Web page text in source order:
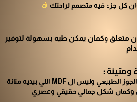
كل جزء فيه متصمم لراحتك
وكمان يمكن طيه بسهولة لتوفير
ومتينة :
المكتب مصنوع من خشب الجوز الطبيعي وليس ال MDF اللي بيديه متانة
وكمان شكل جمالي حقيقي وعصري